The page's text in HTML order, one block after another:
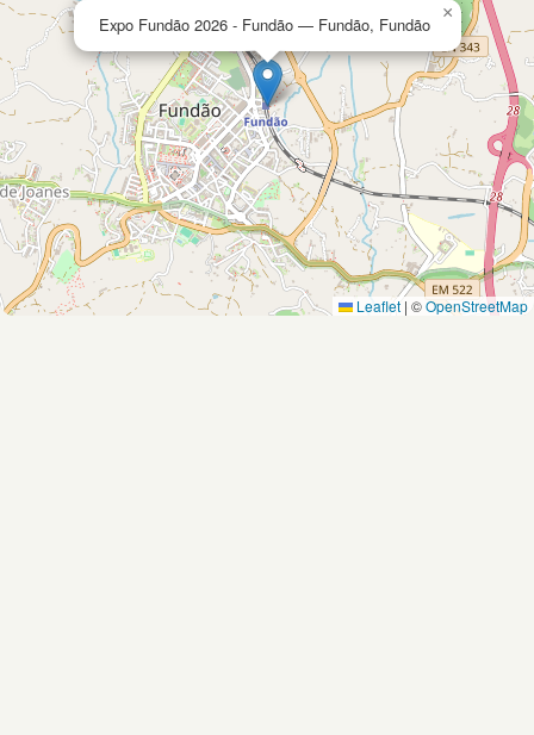
Expo Fundão 2026 - Fundão — Fundão, Fundão
×
Leaflet | ©OpenStreetMap